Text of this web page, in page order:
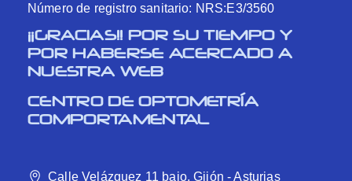
Número de registro sanitario: NRS:E3/3560
¡¡GRACIAS!! POR SU TIEMPO Y
POR HABERSE ACERCADO A
NUESTRA WEB
CENTRO DE OPTOMETRÍA
COMPORTAMENTAL
Calle Velázquez 11 bajo, Gijón - Asturias